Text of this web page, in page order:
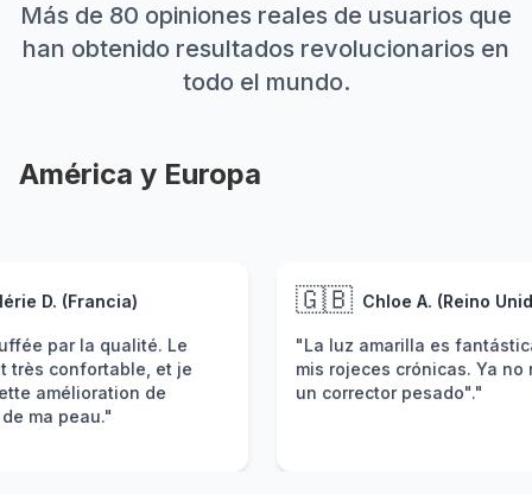
Más de 80 opiniones reales de usuarios que
han obtenido resultados revolucionarios en
todo el mundo.
América y Europa
je
🇬🇧 Chloe A. (Reino Unido)
"La luz amarilla es fantástica para
mis rojeces crónicas. Ya no necesito
un corrector pesado"."